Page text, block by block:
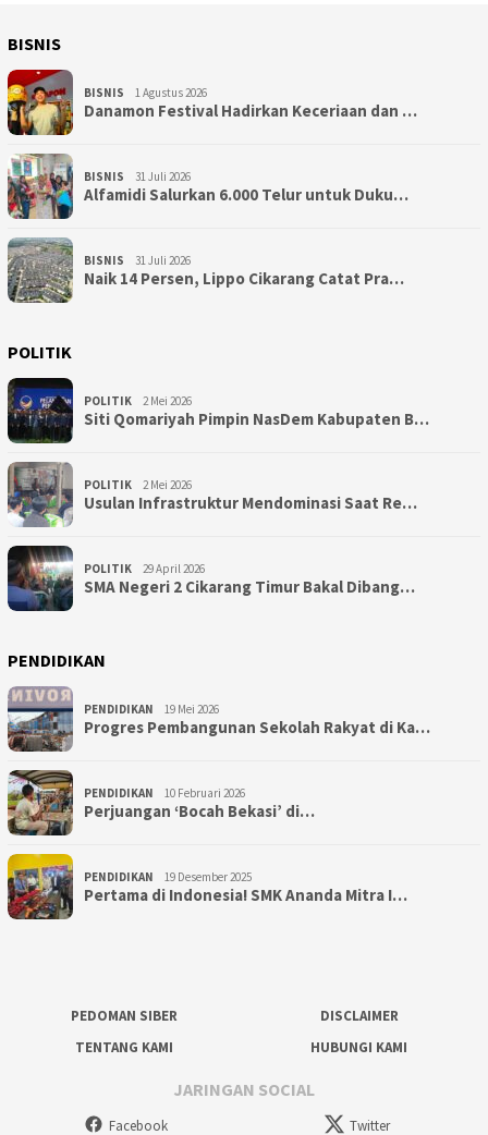
BISNIS
BISNIS 1 Agustus 2026
Danamon Festival Hadirkan Keceriaan dan …
BISNIS 31 Juli 2026
Alfamidi Salurkan 6.000 Telur untuk Duku…
BISNIS 31 Juli 2026
Naik 14 Persen, Lippo Cikarang Catat Pra…
POLITIK
POLITIK 2 Mei 2026
Siti Qomariyah Pimpin NasDem Kabupaten B…
POLITIK 2 Mei 2026
Usulan Infrastruktur Mendominasi Saat Re…
POLITIK 29 April 2026
SMA Negeri 2 Cikarang Timur Bakal Dibang…
PENDIDIKAN
PENDIDIKAN 19 Mei 2026
Progres Pembangunan Sekolah Rakyat di Ka…
PENDIDIKAN 10 Februari 2026
Perjuangan ‘Bocah Bekasi’ di…
PENDIDIKAN 19 Desember 2025
Pertama di Indonesia! SMK Ananda Mitra I…
PEDOMAN SIBER
DISCLAIMER
TENTANG KAMI
HUBUNGI KAMI
JARINGAN SOCIAL
Facebook Twitter